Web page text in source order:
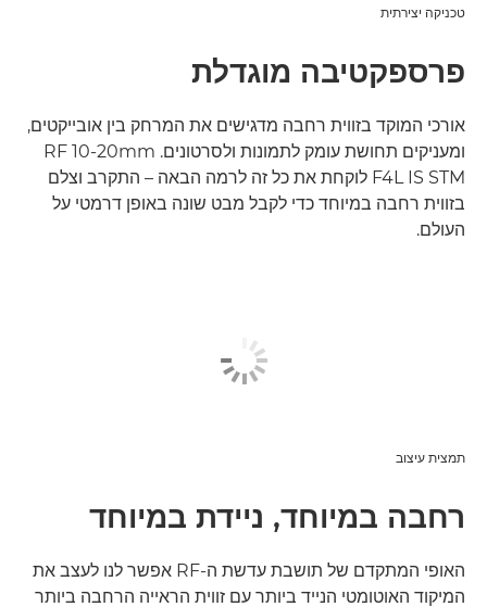
טכניקה יצירתית
פרספקטיבה מוגדלת
אורכי המוקד בזווית רחבה מדגישים את המרחק בין אובייקטים,
ומעניקים תחושת עומק לתמונות ולסרטונים. RF 10-20mm
F4L IS STM לוקחת את כל זה לרמה הבאה – התקרב וצלם
בזווית רחבה במיוחד כדי לקבל מבט שונה באופן דרמטי על
העולם.
תמצית עיצוב
רחבה במיוחד, ניידת במיוחד
האופי המתקדם של תושבת עדשת ה-RF אפשר לנו לעצב את
המיקוד האוטומטי הנייד ביותר עם זווית הראייה הרחבה ביותר